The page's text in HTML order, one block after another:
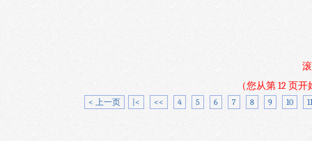
（您从第 12 页
< 上一页 |< << 4 5 6 7 8 9 10 11